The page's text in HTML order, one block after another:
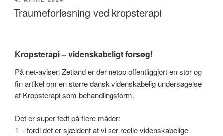
DEN
Traumeforløsning ved kropsterapi
Kropsterapi – videnskabeligt forsøg!
På net-avisen Zetland er der netop offentliggjort en stor og
fin artikel om en større dansk videnskabelig undersøgelse
af Kropsterapi som behandlingsform.
Det er super fedt på flere måder:
1 – fordi det er sjældent at vi ser reelle videnskabelige